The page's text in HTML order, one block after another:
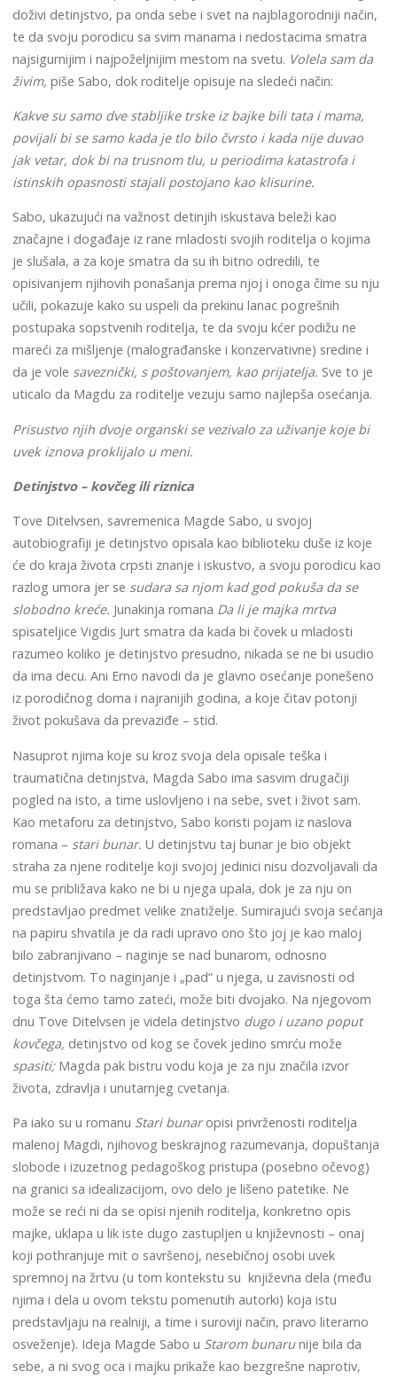
doživi detinjstvo, pa onda sebe i svet na najblagorodniji način,
te da svoju porodicu sa svim manama i nedostacima smatra
najsigurnijim i najpoželjnijim mestom na svetu. Volela sam da
živim,piše Sabo, dok roditelje opisuje na sledeći način:
Kakve su samo dve stabljike trske iz bajke bili tata i mama,
povijali bi se samo kada je tlo bilo čvrsto i kada nije duvao
jak vetar, dok bi na trusnom tlu, u periodima katastrofa i
istinskih opasnosti stajali postojano kao klisurine.
Sabo, ukazujući na važnost detinjih iskustava beleži kao
značajne i događaje iz rane mladosti svojih roditelja o kojima
je slušala, a za koje smatra da su ih bitno odredili, te
opisivanjem njihovih ponašanja prema njoj i onoga čime su nju
učili, pokazuje kako su uspeli da prekinu lanac pogrešnih
postupaka sopstvenih roditelja, te da svoju kćer podižu ne
mareći za mišljenje (malograđanske i konzervativne) sredine i
da je vole saveznički, s poštovanjem, kao prijatelja. Sve to je
uticalo da Magdu za roditelje vezuju samo najlepša osećanja.
Prisustvo njih dvoje organski se vezivalo za uživanje koje bi
uvek iznova proklijalo u meni.
Detinjstvo – kovčeg ili riznica
Tove Ditelvsen, savremenica Magde Sabo, u svojoj
autobiografiji je detinjstvo opisala kao biblioteku duše iz koje
će do kraja života crpsti znanje i iskustvo, a svoju porodicu kao
razlog umora jer se sudara sa njom kad god pokuša da se
slobodno kreće. Junakinja romana Da li je majka mrtva
spisateljice Vigdis Jurt smatra da kada bi čovek u mladosti
razumeo koliko je detinjstvo presudno, nikada se ne bi usudio
da ima decu. Ani Erno navodi da je glavno osećanje ponešeno
iz porodičnog doma i najranijih godina, a koje čitav potonji
život pokušava da prevaziđe – stid.
Nasuprot njima koje su kroz svoja dela opisale teška i
traumatična detinjstva, Magda Sabo ima sasvim drugačiji
pogled na isto, a time uslovljeno i na sebe, svet i život sam.
Kao metaforu za detinjstvo, Sabo koristi pojam iz naslova
romana – stari bunar.U detinjstvu taj bunar je bio objekt
straha za njene roditelje koji svojoj jedinici nisu dozvoljavali da
mu se približava kako ne bi u njega upala, dok je za nju on
predstavljao predmet velike znatiželje. Sumirajući svoja sećanja
na papiru shvatila je da radi upravo ono što joj je kao maloj
bilo zabranjivano – naginje se nad bunarom, odnosno
detinjstvom. To naginjanje i „pad“ u njega, u zavisnosti od
toga šta ćemo tamo zateći, može biti dvojako. Na njegovom
dnu Tove Ditelvsen je videla detinjstvo dugo i uzano poput
kovčega, detinjstvo od kog se čovek jedino smrću može
spasiti; Magda pak bistru vodu koja je za nju značila izvor
života, zdravlja i unutarnjeg cvetanja.
Pa iako su u romanu Stari bunaropisi privrženosti roditelja
malenoj Magdi, njihovog beskrajnog razumevanja, dopuštanja
slobode i izuzetnog pedagoškog pristupa (posebno očevog)
na granici sa idealizacijom, ovo delo je lišeno patetike. Ne
može se reći ni da se opisi njenih roditelja, konkretno opis
majke, uklapa u lik iste dugo zastupljen u književnosti – onaj
koji pothranjuje mit o savršenoj, nesebičnoj osobi uvek
spremnoj na žrtvu (u tom kontekstu su književna dela (među
njima i dela u ovom tekstu pomenutih autorki) koja istu
predstavljaju na realniji, a time i suroviji način, pravo literarno
osveženje). Ideja Magde Sabo u Starom bunarunije bila da
sebe, a ni svog oca i majku prikaže kao bezgrešne naprotiv,